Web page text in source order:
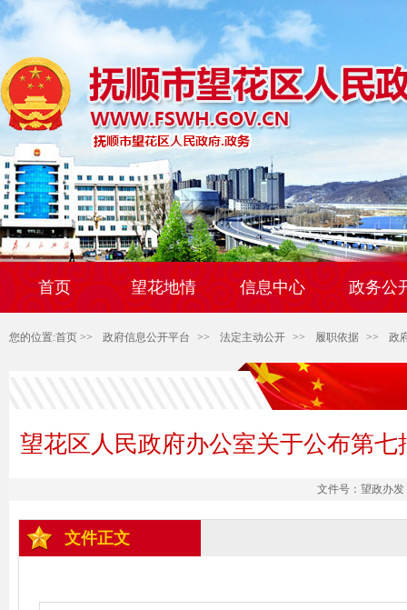
首页 望花地情 信息中心 政务公
您的位置:首页 >> 政府信息公开平台 >> 法定主动公开 >> 履职依据 >> 政
望花区人民政府办公室关于公布第
文件号：望政办
文件正文